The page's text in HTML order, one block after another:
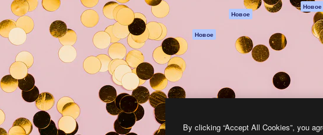
MCP для
Claude/ChatGPT
Новое
Агенты Новое
API
Мобильное
приложение
Все инструменты
Оригиналы Новое
Политика
cookie
Центр доверия
Партнеры
Предприятие
By clicking “Accept All Cookies”, you